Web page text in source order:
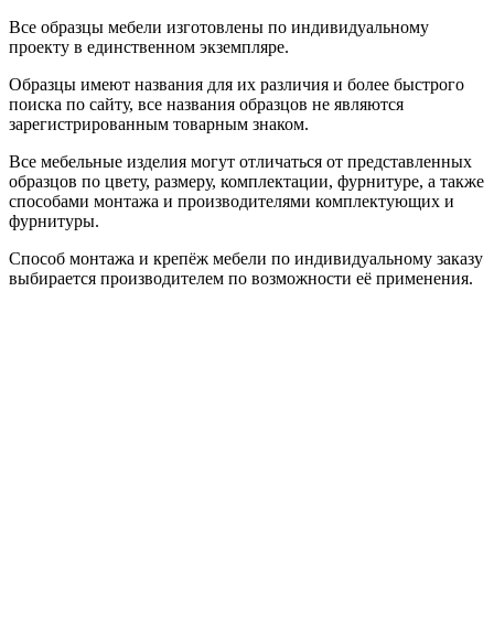
Все образцы мебели изготовлены по индивидуальному
проекту в единственном экземпляре.
Образцы имеют названия для их различия и более быстрого
поиска по сайту, все названия образцов не являются
зарегистрированным товарным знаком.
Все мебельные изделия могут отличаться от представленных
образцов по цвету, размеру, комплектации, фурнитуре, а также
способами монтажа и производителями комплектующих и
фурнитуры.
Способ монтажа и крепёж мебели по индивидуальному заказу
выбирается производителем по возможности её применения.